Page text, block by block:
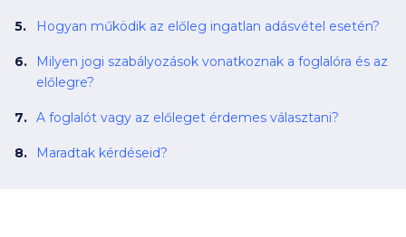
Hogyan működik az előleg ingatlan adásvétel esetén?
Milyen jogi szabályozások vonatkoznak a foglalóra és az
előlegre?
A foglalót vagy az előleget érdemes választani?
Maradtak kérdéseid?